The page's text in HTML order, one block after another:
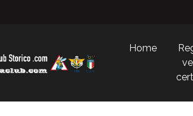
Home